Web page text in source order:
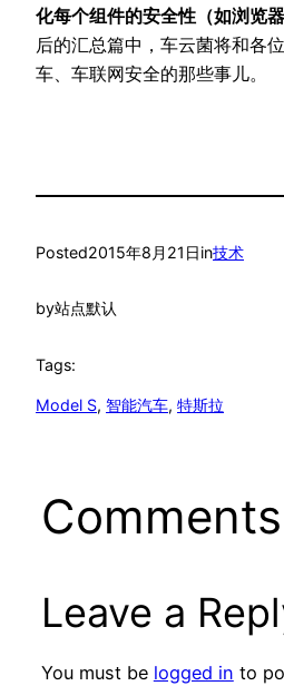
化每个组件的安全性（如浏览器
后的汇总篇中，车云菌将和各
车、车联网安全的那些事儿。
Posted2015年8月21日in技术
by站点默认
Tags:
Model S, 智能汽车, 特斯拉
Comments
Leave a
You must be logged in to